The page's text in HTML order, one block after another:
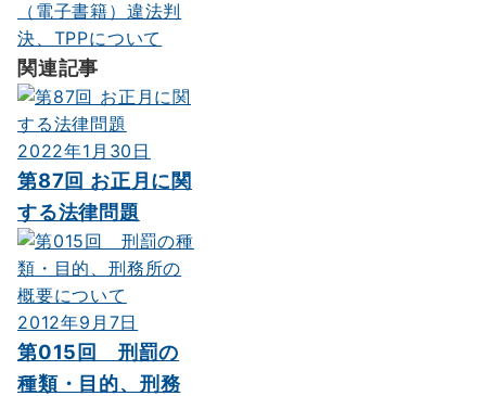
ー
シ
ョ
ン
（電子書籍）違法判
決、TPPについて
関連記事
2022年1月30日
第87回 お正月に関
する法律問題
2012年9月7日
第015回 刑罰の
種類・目的、刑務